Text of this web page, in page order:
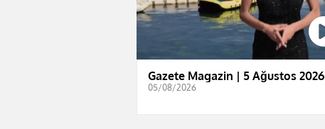
Gazete Magazin | 5 Ağustos 2026
05/08/2026